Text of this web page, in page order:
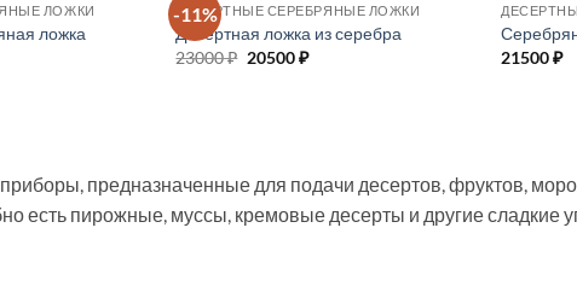
ЛОЖКИ
ложка
-11%
ДЕСЕРТНЫЕ СЕРЕБРЯНЫЕ ЛОЖКИ
Десертная ложка из серебра
23000₽ Первоначальная
20500₽Текущая
21500₽
предназначенные для подачи десертов, фруктов,
есть пирожные, муссы, кремовые десерты и другие